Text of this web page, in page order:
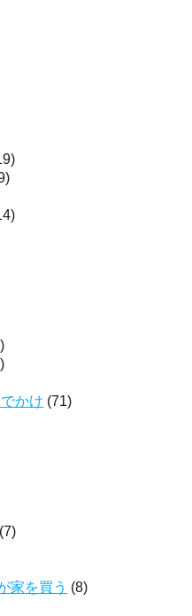
かけ (71)
(7)
家を買う (8)